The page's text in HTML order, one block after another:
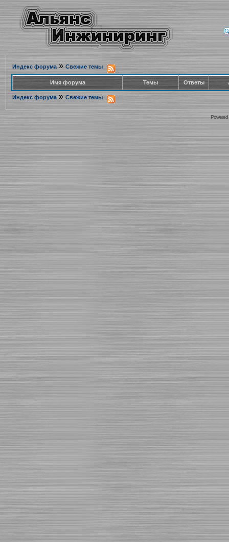
Индекс форума» Свежие темы
Имя форума Темы Ответы
Индекс форума » Свежие темы